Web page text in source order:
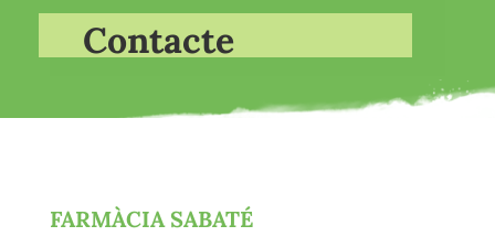
Contacte
FARMÀCIA SABATÉ